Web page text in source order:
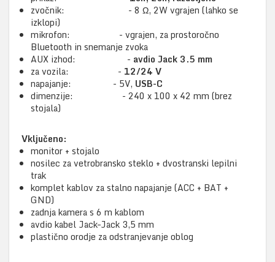
zvočnik: - 8 Ω, 2W vgrajen (lahko se
izklopi)
mikrofon: - vgrajen, za prostoročno
Bluetooth in snemanje zvoka
AUX izhod: - avdio Jack 3.5 mm
za vozila: - 12/24 V
napajanje: - 5V, USB-C
dimenzije: - 240 x 100 x 42 mm (brez
stojala)
Vključeno:
monitor + stojalo
nosilec za vetrobransko steklo + dvostranski lepilni
trak
komplet kablov za stalno napajanje (ACC + BAT +
GND)
zadnja kamera s 6 m kablom
avdio kabel Jack–Jack 3,5 mm
plastično orodje za odstranjevanje oblog